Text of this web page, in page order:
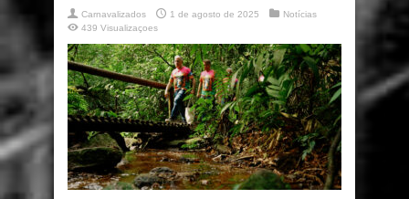
Carnavalizados 1 de agosto de 2025
Notícias
439 Visualizaçoes